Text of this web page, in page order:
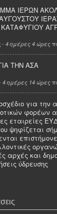
ΙΕΡΩΝ
- 4 ημέρες 4 ώρες
ΤΗΝ ΑΣΑ
4 ημέρες 14 ώρες
για την
φορέων
εταιρείες
ψηφίζεται
αρχές και
ύδρευσης